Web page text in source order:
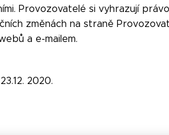
Provozovatelé si vyhrazují
změnách na straně
a e-mailem.
2020.